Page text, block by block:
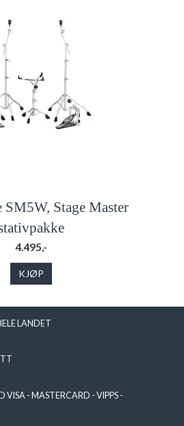
SM5W, Stage Master
4.495,-
KJØP
LANDET
VISA - MASTERCARD - VIPPS -